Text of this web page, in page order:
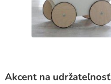
Akcent na udržateľnosť